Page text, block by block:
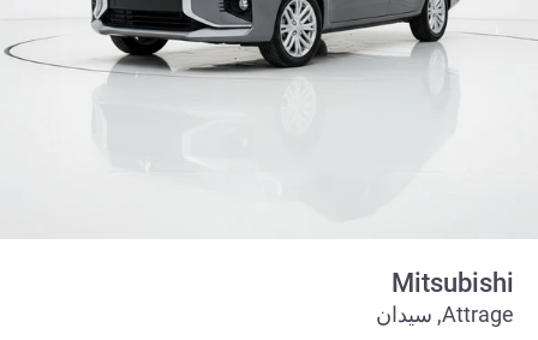
Mitsubishi
Attrage, سيدان